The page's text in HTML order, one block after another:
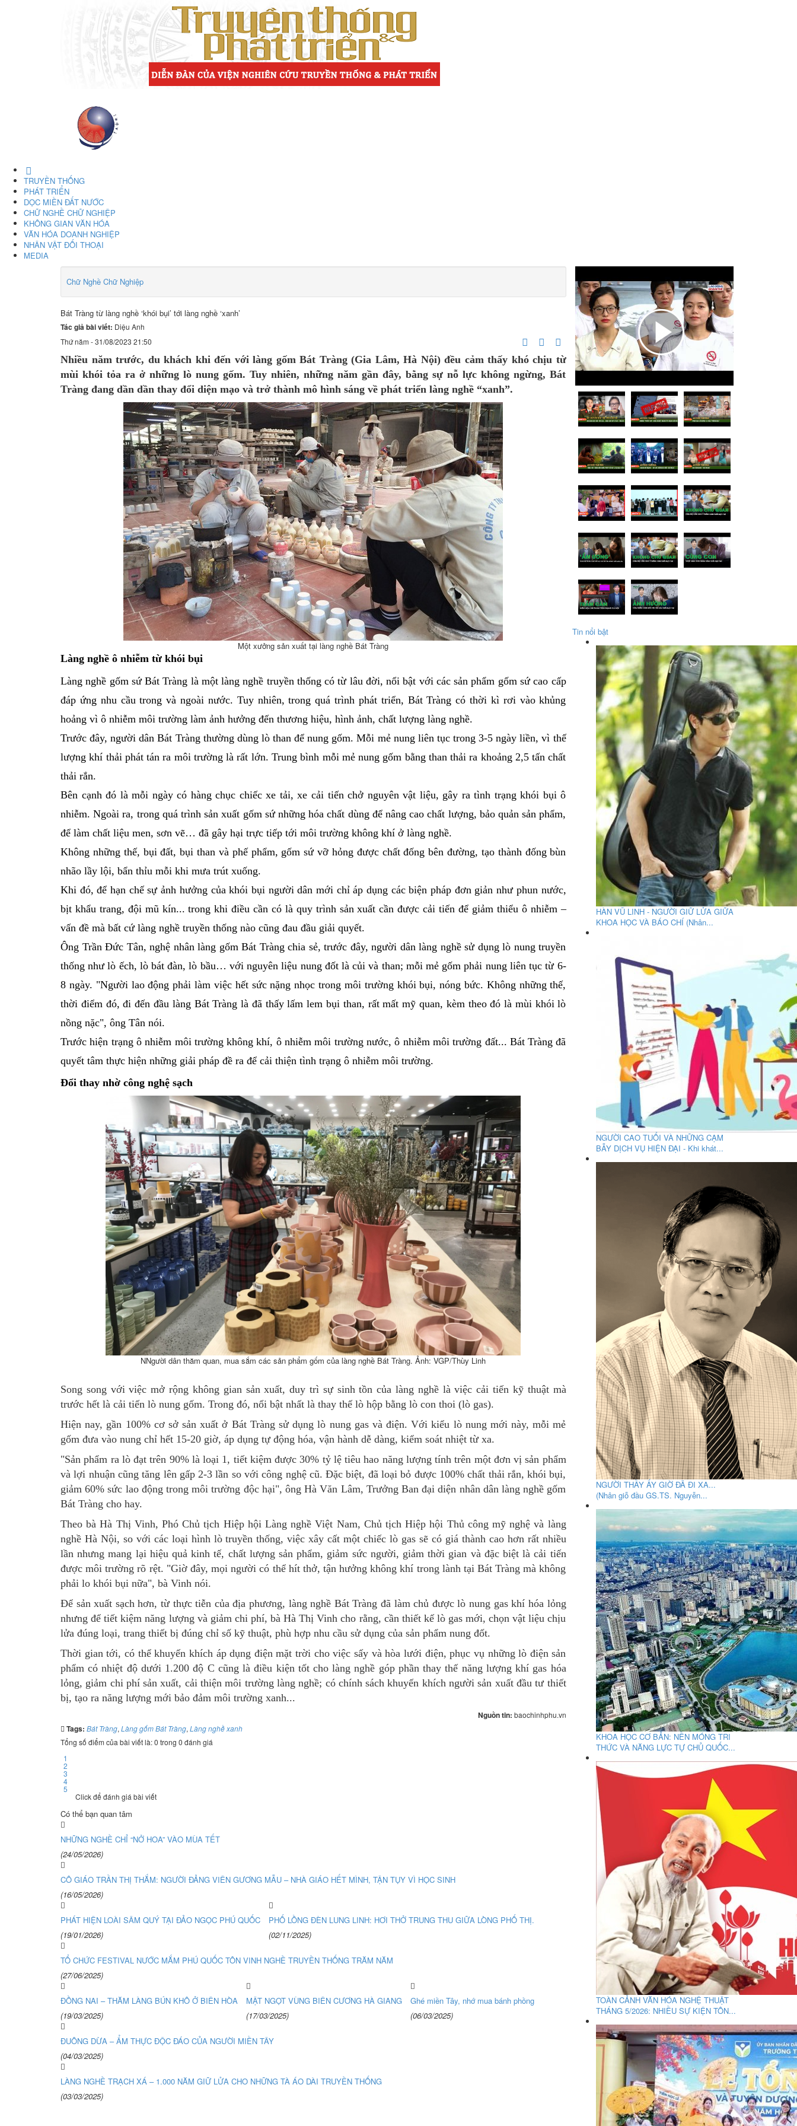
TRUYỀN THỐNG
PHÁT TRIỂN
DỌC MIỀN ĐẤT NƯỚC
CHỮ NGHỀ CHỮ NGHIỆP
KHÔNG GIAN VĂN HÓA
VĂN HÓA DOANH NGHIỆP
NHÂN VẬT ĐỐI THOẠI
MEDIA
Chữ Nghề Chữ Nghiệp
Bát Tràng từ làng nghề ‘khói bụi’ tới làng nghề ‘xanh’
Tác giả bài viết: Diệu Anh
Thứ năm - 31/08/2023 21:50
Nhiều năm trước, du khách khi đến với làng gốm Bát Tràng (Gia Lâm, Hà Nội) đều cảm thấy khó chịu từ
mùi khói tỏa ra ở những lò nung gốm. Tuy nhiên, những năm gần đây, bằng sự nỗ lực không ngừng, Bát
Tràng đang dần dần thay đổi diện mạo và trở thành mô hình sáng về phát triển làng nghề “xanh”.
Một xưởng sản xuất tại làng nghề Bát Tràng
Làng nghề ô nhiễm từ khói bụi
Làng nghề gốm sứ Bát Tràng là một làng nghề truyền thống có từ lâu đời, nổi bật với các sản phẩm gốm sứ cao cấp
đáp ứng nhu cầu trong và ngoài nước. Tuy nhiên, trong quá trình phát triển, Bát Tràng có thời kì rơi vào khủng
hoảng vì ô nhiễm môi trường làm ảnh hưởng đến thương hiệu, hình ảnh, chất lượng làng nghề.
Trước đây, người dân Bát Tràng thường dùng lò than để nung gốm. Mỗi mẻ nung liên tục trong 3-5 ngày liền, vì thế
lượng khí thải phát tán ra môi trường là rất lớn. Trung bình mỗi mẻ nung gốm bằng than thải ra khoảng 2,5 tấn chất
thải rắn.
Bên cạnh đó là mỗi ngày có hàng chục chiếc xe tải, xe cải tiến chở nguyên vật liệu, gây ra tình trạng khói bụi ô
nhiễm. Ngoài ra, trong quá trình sản xuất gốm sứ những hóa chất dùng để nâng cao chất lượng, bảo quản sản phẩm,
để làm chất liệu men, sơn vẽ… đã gây hại trực tiếp tới môi trường không khí ở làng nghề.
Không những thế, bụi đất, bụi than và phế phẩm, gốm sứ vỡ hỏng được chất đống bên đường, tạo thành đống bùn
nhão lầy lội, bẩn thỉu mỗi khi mưa trút xuống.
Khi đó, để hạn chế sự ảnh hưởng của khói bụi người dân mới chỉ áp dụng các biện pháp đơn giản như phun nước,
bịt khẩu trang, đội mũ kín... trong khi điều cần có là quy trình sản xuất cần được cải tiến để giảm thiểu ô nhiễm –
vấn đề mà bất cứ làng nghề truyền thống nào cũng đau đầu giải quyết.
Ông Trần Đức Tân, nghệ nhân làng gốm Bát Tràng chia sẻ, trước đây, người dân làng nghề sử dụng lò nung truyền
thống như lò ếch, lò bát đàn, lò bầu… với nguyên liệu nung đốt là củi và than; mỗi mẻ gốm phải nung liên tục từ 6-
8 ngày. "Người lao động phải làm việc hết sức nặng nhọc trong môi trường khói bụi, nóng bức. Không những thế,
thời điểm đó, đi đến đầu làng Bát Tràng là đã thấy lấm lem bụi than, rất mất mỹ quan, kèm theo đó là mùi khói lò
nồng nặc", ông Tân nói.
Trước hiện trạng ô nhiễm môi trường không khí, ô nhiễm môi trường nước, ô nhiễm môi trường đất... Bát Tràng đã
quyết tâm thực hiện những giải pháp đề ra để cải thiện tình trạng ô nhiễm môi trường.
Đổi thay nhờ công nghệ sạch
NNgười dân thăm quan, mua sắm các sản phẩm gốm của làng nghề Bát Tràng. Ảnh: VGP/Thùy Linh
Song song với việc mở rộng không gian sản xuất, duy trì sự sinh tồn của làng nghề là việc cải tiến kỹ thuật mà
trước hết là cải tiến lò nung gốm. Trong đó, nổi bật nhất là thay thế lò hộp bằng lò con thoi (lò gas).
Hiện nay, gần 100% cơ sở sản xuất ở Bát Tràng sử dụng lò nung gas và điện. Với kiểu lò nung mới này, mỗi mẻ
gốm đưa vào nung chỉ hết 15-20 giờ, áp dụng tự động hóa, vận hành dễ dàng, kiểm soát nhiệt từ xa.
"Sản phẩm ra lò đạt trên 90% là loại 1, tiết kiệm được 30% tỷ lệ tiêu hao năng lượng tính trên một đơn vị sản phẩm
và lợi nhuận cũng tăng lên gấp 2-3 lần so với công nghệ cũ. Đặc biệt, đã loại bỏ được 100% chất thải rắn, khói bụi,
giảm 60% sức lao động trong môi trường độc hại", ông Hà Văn Lâm, Trưởng Ban đại diện nhân dân làng nghề gốm
Bát Tràng cho hay.
Theo bà Hà Thị Vinh, Phó Chủ tịch Hiệp hội Làng nghề Việt Nam, Chủ tịch Hiệp hội Thủ công mỹ nghệ và làng
nghề Hà Nội, so với các loại hình lò truyền thống, việc xây cất một chiếc lò gas sẽ có giá thành cao hơn rất nhiều
lần nhưng mang lại hiệu quả kinh tế, chất lượng sản phẩm, giảm sức người, giảm thời gian và đặc biệt là cải tiến
được môi trường rõ rệt. "Giờ đây, mọi người có thể hít thở, tận hưởng không khí trong lành tại Bát Tràng mà không
phải lo khói bụi nữa", bà Vinh nói.
Để sản xuất sạch hơn, từ thực tiễn của địa phương, làng nghề Bát Tràng đã làm chủ được lò nung gas khí hóa lỏng
nhưng để tiết kiệm năng lượng và giảm chi phí, bà Hà Thị Vinh cho rằng, cần thiết kế lò gas mới, chọn vật liệu chịu
lửa đúng loại, trang thiết bị đúng chỉ số kỹ thuật, phù hợp nhu cầu sử dụng của sản phẩm nung đốt.
Thời gian tới, có thể khuyến khích áp dụng điện mặt trời cho việc sấy và hòa lưới điện, phục vụ những lò điện sản
phẩm có nhiệt độ dưới 1.200 độ C cũng là điều kiện tốt cho làng nghề góp phần thay thế năng lượng khí gas hóa
lỏng, giảm chi phí sản xuất, cải thiện môi trường làng nghề; có chính sách khuyến khích người sản xuất đầu tư thiết
bị, tạo ra năng lượng mới bảo đảm môi trường xanh...
Nguồn tin: baochinhphu.vn
Tags: Bát Tràng, Làng gốm Bát Tràng, Làng nghề xanh
Tổng số điểm của bài viết là: 0 trong 0 đánh giá
1
2
3
4
5
Click để đánh giá bài viết
Có thể bạn quan tâm
NHỮNG NGHỀ CHỈ “NỞ HOA” VÀO MÙA TẾT
(24/05/2026)
CÔ GIÁO TRẦN THỊ THẮM: NGƯỜI ĐẢNG VIÊN GƯƠNG MẪU – NHÀ GIÁO HẾT MÌNH, TẬN TỤY VÌ HỌC SINH
(16/05/2026)
PHÁT HIỆN LOÀI SÂM QUÝ TẠI ĐẢO NGỌC PHÚ QUỐC
(19/01/2026)
PHỐ LỒNG ĐÈN LUNG LINH: HƠI THỞ TRUNG THU GIỮA LÒNG PHỐ THỊ.
(02/11/2025)
TỔ CHỨC FESTIVAL NƯỚC MẮM PHÚ QUỐC TÔN VINH NGHỀ TRUYỀN THỐNG TRĂM NĂM
(27/06/2025)
ĐỒNG NAI – THĂM LÀNG BÚN KHÔ Ở BIÊN HÒA
(19/03/2025)
MẬT NGỌT VÙNG BIÊN CƯƠNG HÀ GIANG
(17/03/2025)
Ghé miền Tây, nhớ mua bánh phồng
(06/03/2025)
ĐUÔNG DỪA – ẨM THỰC ĐỘC ĐÁO CỦA NGƯỜI MIỀN TÂY
(04/03/2025)
LÀNG NGHỀ TRẠCH XÁ – 1.000 NĂM GIỮ LỬA CHO NHỮNG TÀ ÁO DÀI TRUYỀN THỐNG
(03/03/2025)
Tin nổi bật
HÀN VŨ LINH - NGƯỜI GIỮ LỬA GIỮA
KHOA HỌC VÀ BÁO CHÍ (Nhân...
NGƯỜI CAO TUỔI VÀ NHỮNG CẠM
BẪY DỊCH VỤ HIỆN ĐẠI - Khi khát...
NGƯỜI THẦY ẤY GIỜ ĐÃ ĐI XA...
(Nhân giỗ đầu GS.TS. Nguyễn...
KHOA HỌC CƠ BẢN: NỀN MÓNG TRI
THỨC VÀ NĂNG LỰC TỰ CHỦ QUỐC...
TOÀN CẢNH VĂN HÓA NGHỆ THUẬT
THÁNG 5/2026: NHIỀU SỰ KIỆN TÔN...